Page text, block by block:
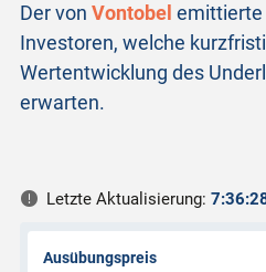
Der von Vontobel emittierte
Investoren, welche
Wertentwicklung des
erwarten.
Letzte Aktualisierung:
Ausübungspreis